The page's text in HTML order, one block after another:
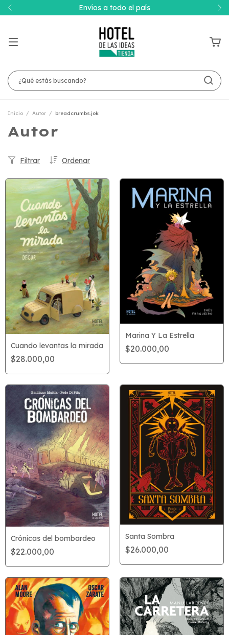
Envíos a todo el país
Inicio / Autor / breadcrumbs.jok
Autor
Ordenar
Filtrar
Cuando levantas la mirada
$28.000,00
Marina Y La Estrella
$20.000,00
Crónicas del bombardeo
$22.000,00
Santa Sombra
$26.000,00